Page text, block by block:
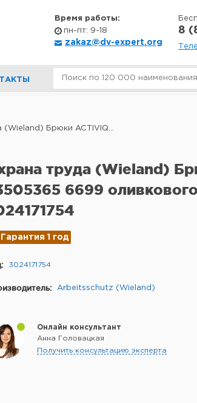
Время работы:
пн-пт: 9-18
zakaz@dv-expert.org
8
(Wieland) Брюки ACTIVIQ...
труда (Wieland)
6699
Гарантия 1 год
3024171754
Arbeitsschutz (Wieland)
Онлайн консультант
Анна Головацкая
Получить консультацию эксперта